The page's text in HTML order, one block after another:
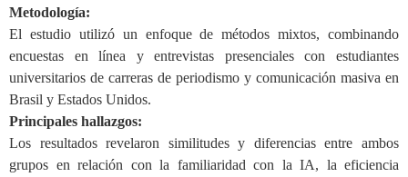
Metodología:
El estudio utilizó un enfoque de métodos mixtos, combinando
encuestas en línea y entrevistas presenciales con estudiantes
universitarios de carreras de periodismo y comunicación masiva en
Brasil y Estados Unidos.
Principales hallazgos:
Los resultados revelaron similitudes y diferencias entre ambos
grupos en relación con la familiaridad con la IA, la eficiencia